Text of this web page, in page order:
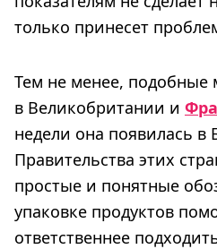
только принесет
Тем не менее, подобные
в Великобритании и
недели она появилась в
Правительства этих
простые и понятные
упаковке продуктов
ответственнее